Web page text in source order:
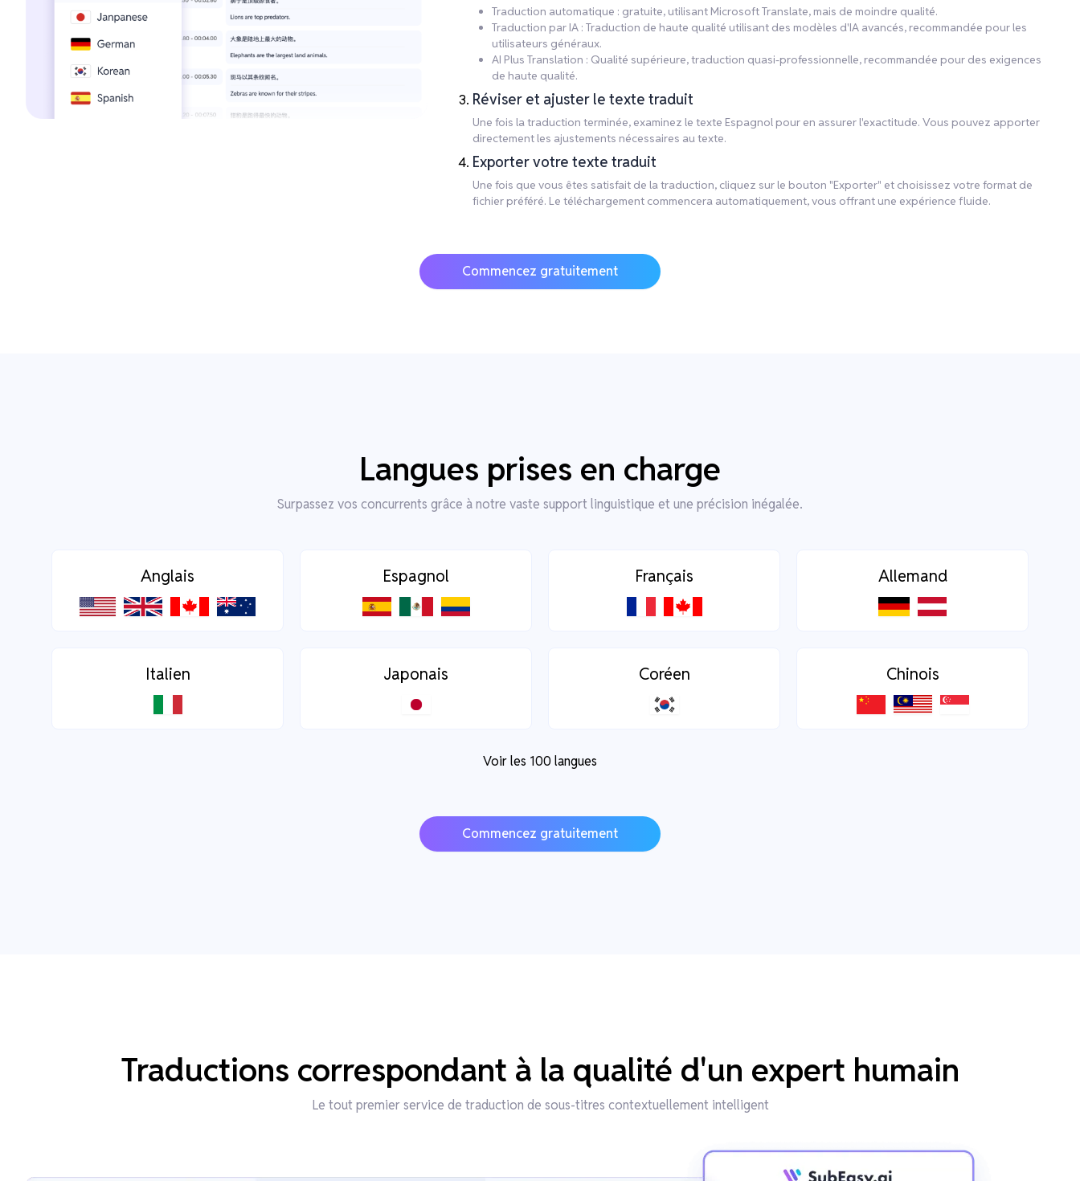
Traduction automatique : gratuite, utilisant Microsoft Translate, mais de moindre qualité.
Traduction par IA : Traduction de haute qualité utilisant des modèles d'IA avancés, recommandée pour les
utilisateurs généraux.
AI Plus Translation : Qualité supérieure, traduction quasi-professionnelle, recommandée pour des exigences
de haute qualité.
Réviser et ajuster le texte traduit
Une fois la traduction terminée, examinez le texte Espagnol pour en assurer l'exactitude. Vous pouvez apporter
directement les ajustements nécessaires au texte.
Exporter votre texte traduit
Une fois que vous êtes satisfait de la traduction, cliquez sur le bouton "Exporter" et choisissez votre format de
fichier préféré. Le téléchargement commencera automatiquement, vous offrant une expérience fluide.
Commencez gratuitement
Langues prises en charge
Surpassez vos concurrents grâce à notre vaste support linguistique et une précision inégalée.
Anglais Espagnol Français Allemand
Italien Japonais Coréen Chinois
Voir les 100 langues
Commencez gratuitement
Traductions correspondant à la qualité d'un expert humain
Le tout premier service de traduction de sous-titres contextuellement intelligent